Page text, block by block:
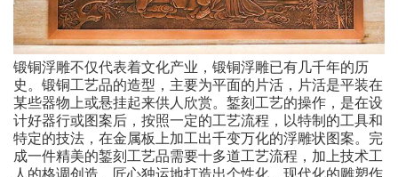
锻铜浮雕不仅代表着文化产业，锻铜浮雕已有几千年的历
史。锻铜工艺品的造型，主要为平面的片活，片活是平装在
某些器物上或悬挂起来供人欣赏。錾刻工艺的操作，是在设
计好器行或图案后，按照一定的工艺流程，以特制的工具和
特定的技法，在金属板上加工出千变万化的浮雕状图案。完
成一件精美的錾刻工艺品需要十多道工艺流程，加上技术工
人的格调创造，匠心独运地打造出个性化，现代化的雕塑作